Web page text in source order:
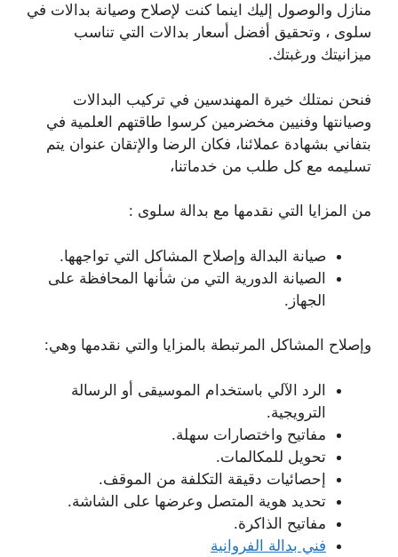
منازل والوصول إليك اينما كنت لإصلاح وصيانة بدالات في
سلوى ، وتحقيق أفضل أسعار بدالات التي تناسب
ميزانيتك ورغبتك.
فنحن نمتلك خيرة المهندسين في تركيب البدالات
وصيانتها وفنيين مخضرمين كرسوا طاقتهم العلمية في
بتفاني بشهادة عملائنا، فكان الرضا والإتقان عنوان يتم
تسليمه مع كل طلب من خدماتنا،
من المزايا التي نقدمها مع بدالة سلوى :
صيانة البدالة وإصلاح المشاكل التي تواجهها.
الصيانة الدورية التي من شأنها المحافظة على
الجهاز.
وإصلاح المشاكل المرتبطة بالمزايا والتي نقدمها وهي:
الرد الآلي باستخدام الموسيقى أو الرسالة
الترويجية.
مفاتيح واختصارات سهلة.
تحويل للمكالمات.
إحصائيات دقيقة التكلفة من الموقف.
تحديد هوية المتصل وعرضها على الشاشة.
مفاتيح الذاكرة.
فني بدالة الفروانية